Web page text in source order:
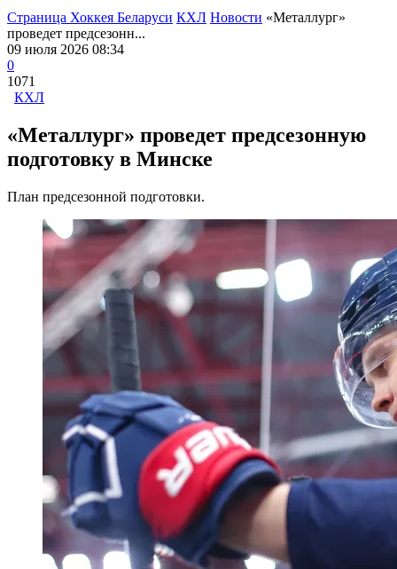
Страница Хоккея Беларуси КХЛ Новости «Металлург»
проведет предсезонн...
09 июля 2026 08:34
0
1071
КХЛ
«Металлург» проведет предсезонную
подготовку в Минске
План предсезонной подготовки.